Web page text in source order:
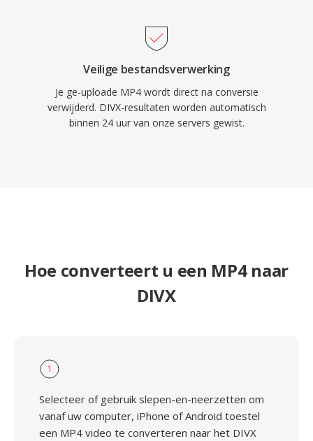
Veilige bestandsverwerking
Je ge-uploade MP4 wordt direct na conversie
verwijderd. DIVX-resultaten worden automatisch
binnen 24 uur van onze servers gewist.
Hoe converteert u een MP4 naar
DIVX
1
Selecteer of gebruik slepen-en-neerzetten om
vanaf uw computer, iPhone of Android toestel
een MP4 video te converteren naar het DIVX